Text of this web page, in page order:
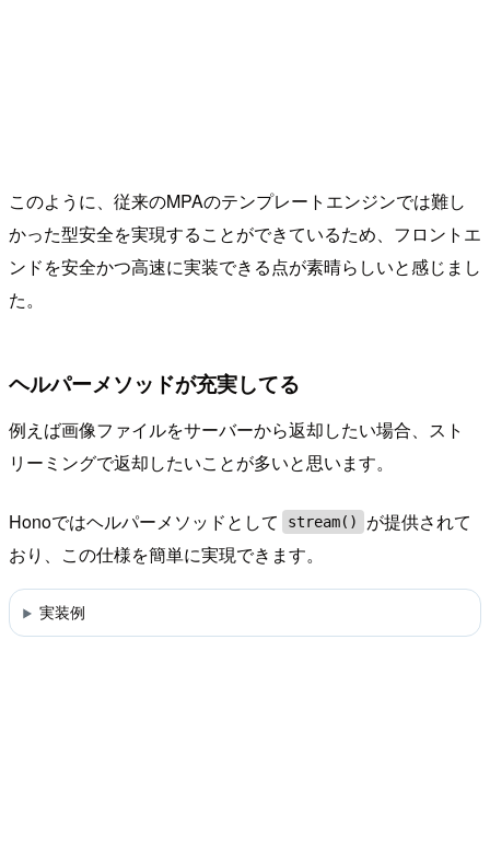
このように、従来のMPAのテンプレートエンジンでは難し
かった型安全を実現することができているため、フロントエ
ンドを安全かつ高速に実装できる点が素晴らしいと感じまし
た。
ヘルパーメソッドが充実してる
例えば画像ファイルをサーバーから返却したい場合、スト
リーミングで返却したいことが多いと思います。
Honoではヘルパーメソッドとして stream()
が提供されて
おり、この仕様を簡単に実現できます。
実装例